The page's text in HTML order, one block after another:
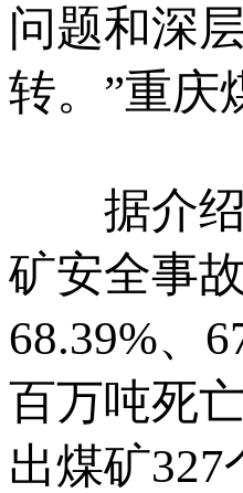
问题和深
转。”重庆
据介绍
矿安全事
68.39%、
百万吨死
出煤矿